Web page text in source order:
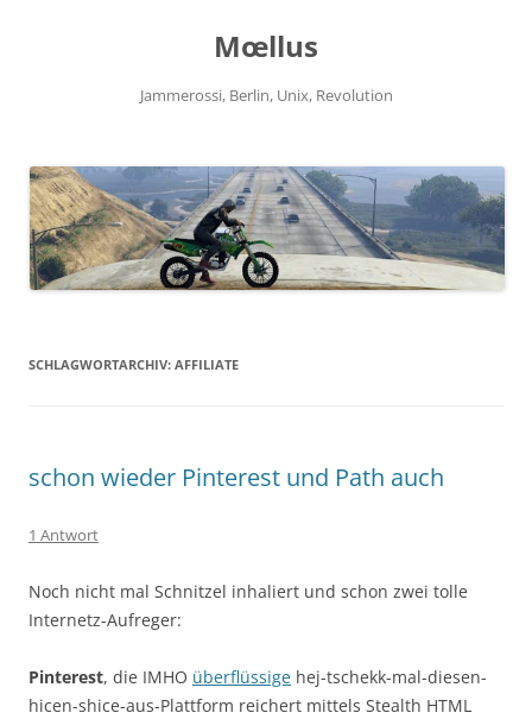
Mœllus
Jammerossi, Berlin, Unix, Revolution
SCHLAGWORTARCHIV: AFFILIATE
schon wieder Pinterest und Path auch
1 Antwort
Noch nicht mal Schnitzel inhaliert und schon zwei tolle
Internetz-Aufreger:
Pinterest, die IMHO überflüssige hej-tschekk-mal-diesen-
hicen-shice-aus-Plattform reichert mittels Stealth HTML